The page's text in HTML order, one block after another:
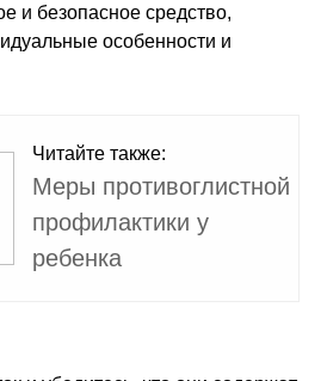
и безопасное средство,
особенности и
Читайте также:
Меры противоглистной
профилактики у
ребенка